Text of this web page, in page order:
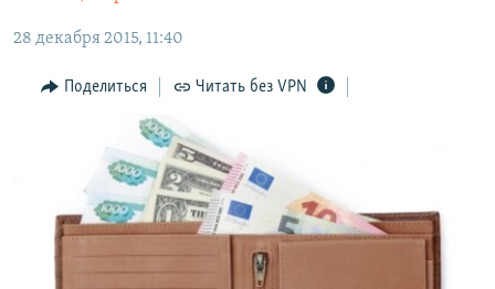
навигации
Вернутся
КАРТА ВОЕННЫХ ОБЪЕКТОВ КРЫМА
11 ЛЕТ ОККУПАЦИИ КРЫМА. 11 ИСТОРИЙ СОПРОТИВЛЕНИЯ
ЕЩЕ
ИНТЕРАКТИВ
ТЕЛЕПРОЕКТ КРЫМ.РЕАЛИИ
СОВЕТЫ ПРАВОЗАЩИТНИКОВ
ПРОПАВШИЕ БЕЗ ВЕСТИ
ПОБЕДИТЕЛЕЙ НЕ СУДЯТ?
РАДІО СВОБОДА
КАК ОБОЙТИ БЛОКИРОВКУ
Українською
Qırımtatar
ПРИСОЕДИНЯЙТЕСЬ!
28 декабря 2015, 11:40
Поделиться Читать без VPN